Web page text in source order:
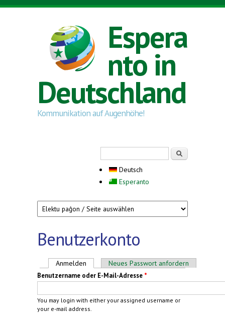
Direkt zum Inhalt
Espera
nto in
Deutschland
Kommunikation auf Augenhöhe!
Deutsch
Esperanto
Benutzerkonto
Haupt-Reiter
Anmelden (aktiver Reiter)
Neues Passwort anfordern
Benutzername oder E-Mail-Adresse *
You may login with either your assigned username or
your e-mail address.